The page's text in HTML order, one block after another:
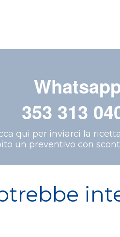
353 313
qui per inviarci la
un preventivo con